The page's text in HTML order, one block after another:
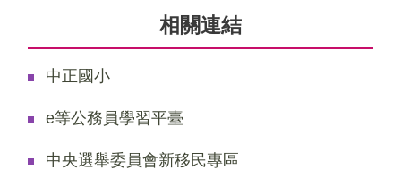
相關連結
中正國小
e等公務員學習平臺
中央選舉委員會新移民專區